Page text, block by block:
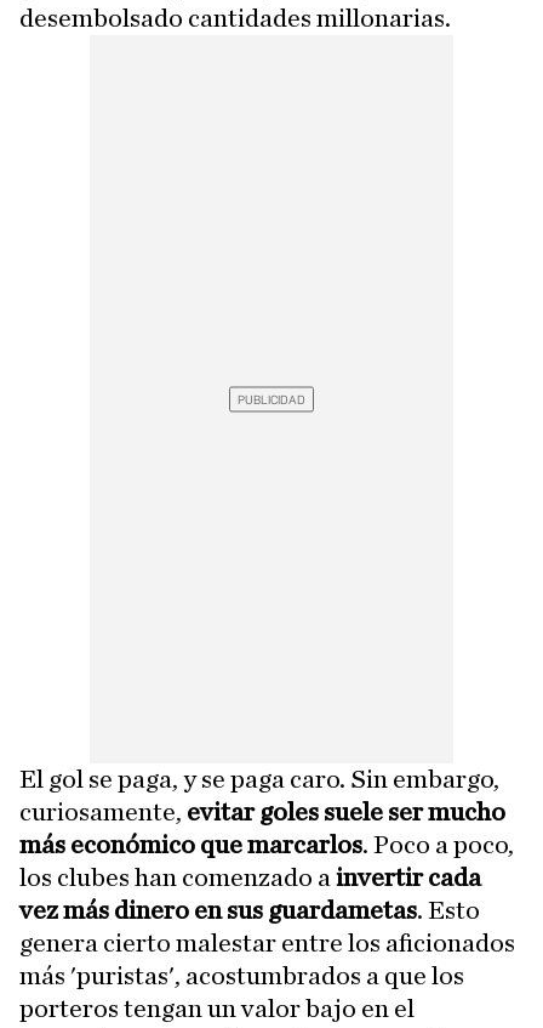
desembolsado cantidades millonarias.
El gol se paga, y se paga caro. Sin embargo,
curiosamente, evitar goles suele ser mucho
más económico que marcarlos. Poco a poco,
los clubes han comenzado a invertir cada
vez más dinero en sus guardametas. Esto
genera cierto malestar entre los aficionados
más 'puristas', acostumbrados a que los
porteros tengan un valor bajo en el